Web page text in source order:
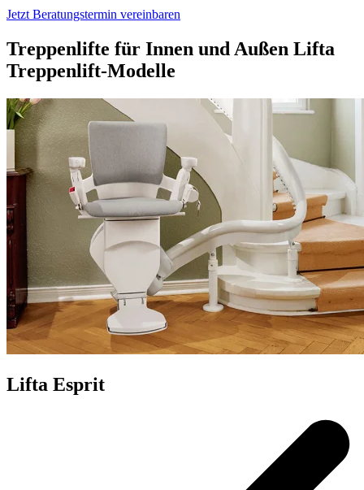
Jetzt Beratungstermin vereinbaren
Treppenlifte für Innen und Außen Lifta
Treppenlift-Modelle
Lifta Esprit